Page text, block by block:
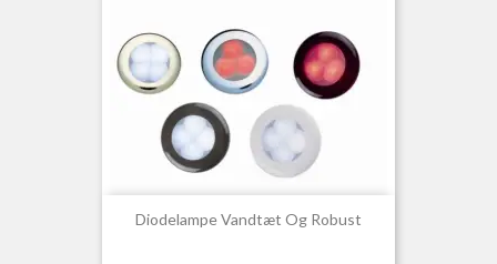
Diodelampe Vandtæt Og Robust